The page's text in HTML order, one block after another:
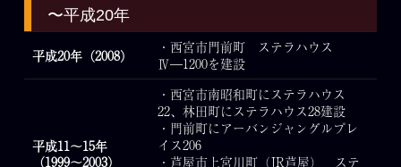
〜平成20年
平成20年（2008）
・西宮市門前町 ステラハウス
Ⅳ―1200を建設
平成11～15年
（1999～2003）
・西宮市南昭和町にステラハウス
22、林田町にステラハウス28建設
・門前町にアーバンジャングルプレ
イス206
・芦屋市上宮川町（JR芦屋） ステ